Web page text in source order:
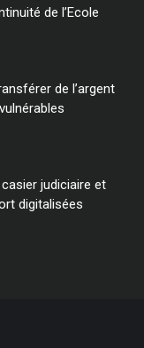
de l’Ecole
de l’argent
judiciaire et
digitalisées